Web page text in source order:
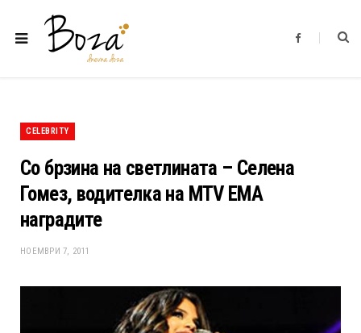
F
b
CELEBRITY
Со брзина на светлината – Селена
Гомез, водителка на MTV EMA
наградите
НОЕМВРИ 7, 2011